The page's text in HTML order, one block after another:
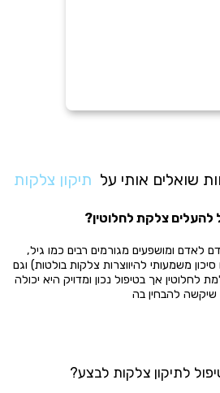
תיקון צלקות שואלים אותי על
להעלים צלקת לחלוטין?
לאדם ומושפעים מגורמים רבים כמו גיל,
סיכון משמעותי להיווצרות צלקות בולטות) וגם
אך בטיפול נכון ומדויק היא יכולה
להבחין בה
לתיקון צלקות לבצע?